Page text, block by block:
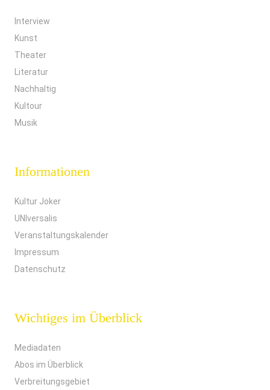
Interview
Kunst
Theater
Literatur
Nachhaltig
Kultour
Musik
Informationen
Kultur Joker
UNIversalis
Veranstaltungskalender
Impressum
Datenschutz
Wichtiges im Überblick
Mediadaten
Abos im Überblick
Verbreitungsgebiet